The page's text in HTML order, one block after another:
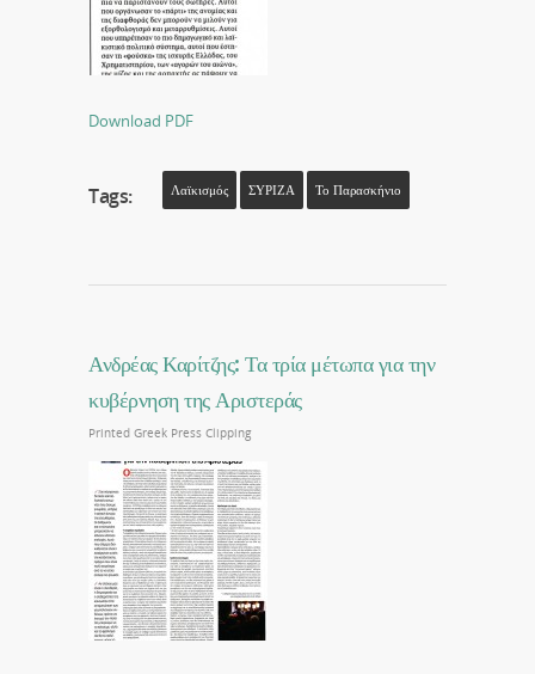
Download PDF
Tags: Λαϊκισμός ΣΥΡΙΖΑ Το Παρασκήνιο
Ανδρέας Καρίτζης: Τα τρία μέτωπα για την
κυβέρνηση της Αριστεράς
Printed Greek Press Clipping